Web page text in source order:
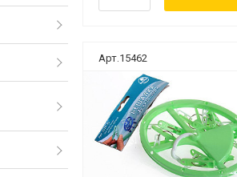
Арт.15462